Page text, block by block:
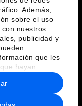
Además,
sobre el uso
nuestros
publicidad y
que les
hayan
que haya
de uso